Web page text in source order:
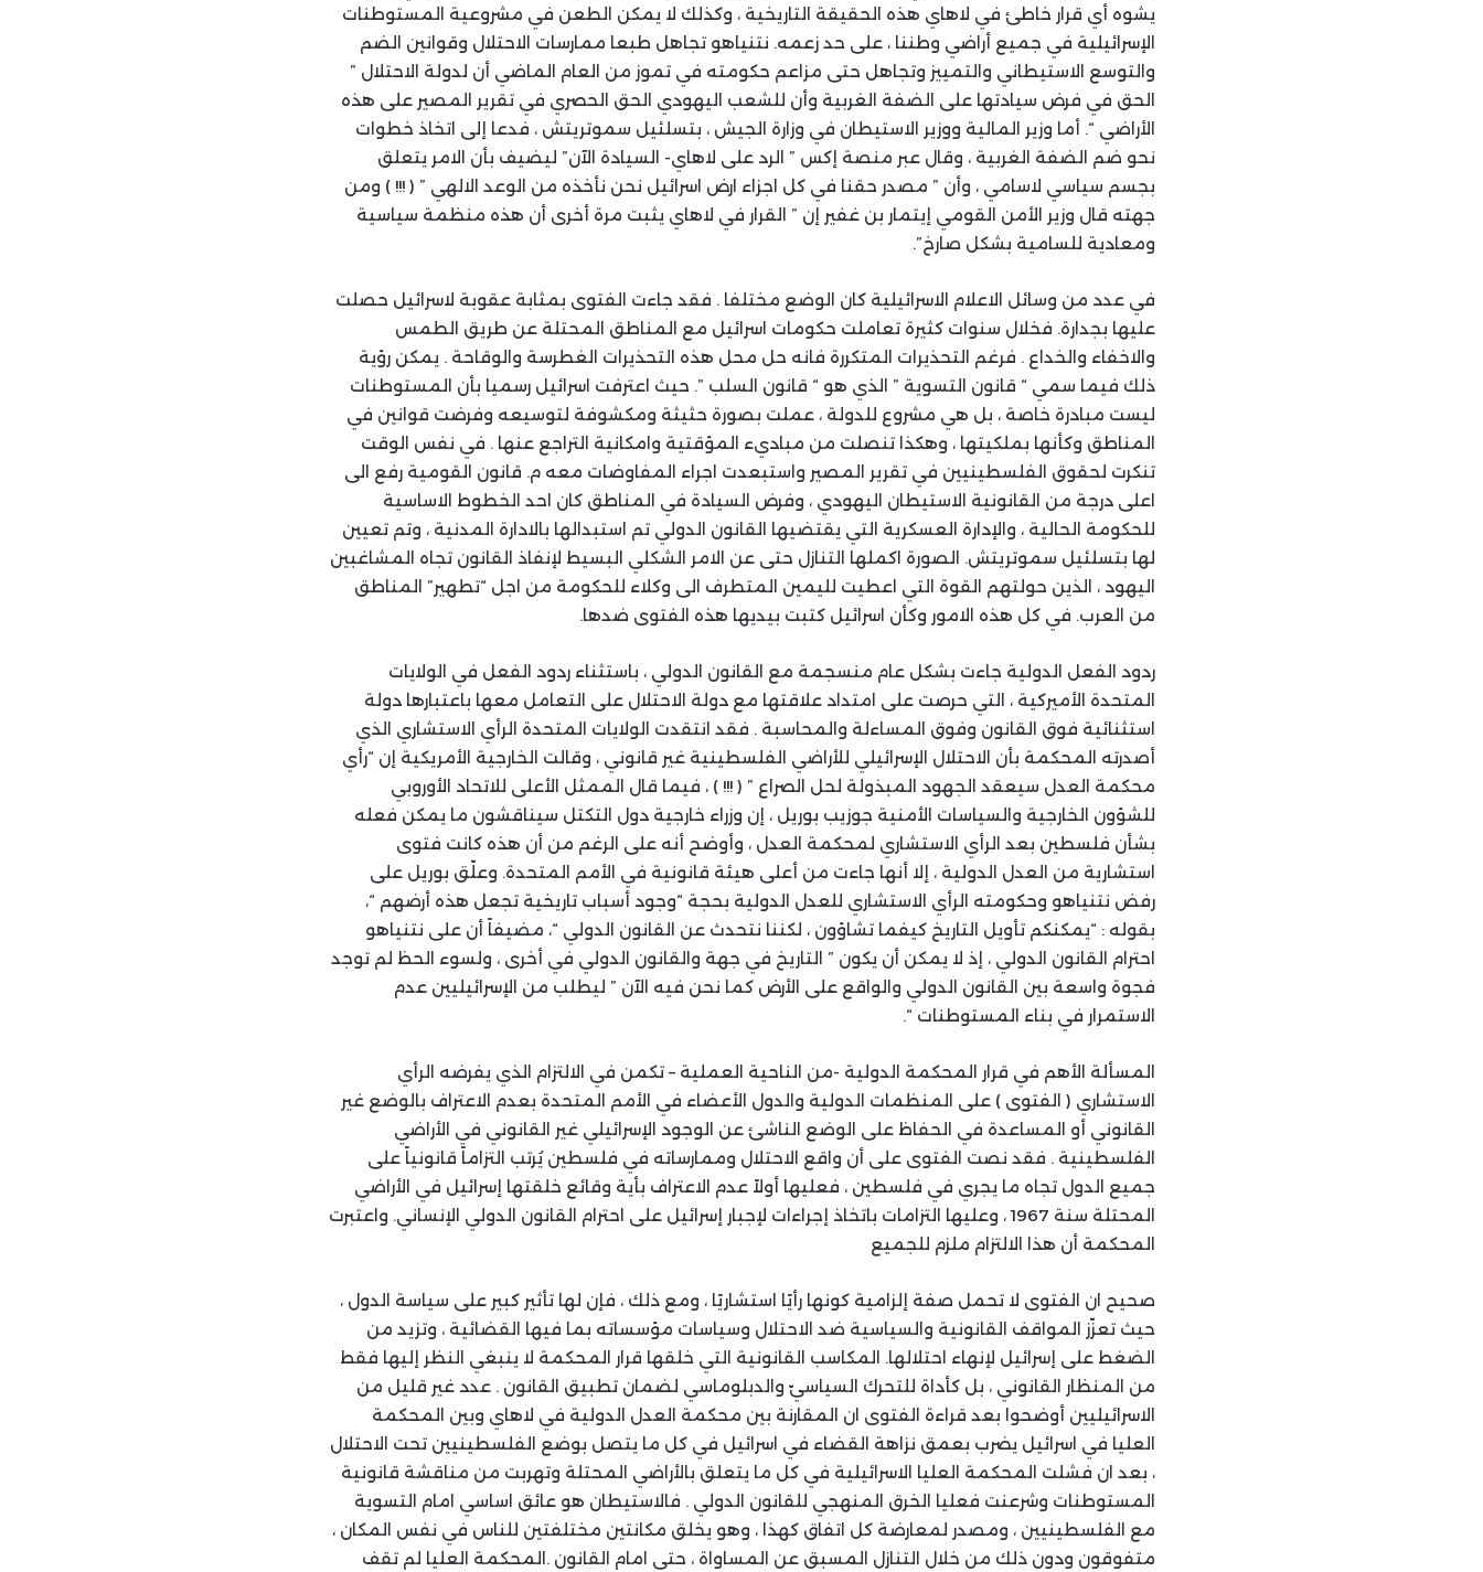
يشوه أي قرار خاطئ في لاهاي هذه الحقيقة التاريخية ، وكذلك لا يمكن الطعن في مشروعية المستوطنات
الإسرائيلية في جميع أراضي وطننا ، على حد زعمه. نتنياهو تجاهل طبعا ممارسات الاحتلال وقوانين الضم
والتوسع الاستيطاني والتمييز وتجاهل حتى مزاعم حكومته في تموز من العام الماضي أن لدولة الاحتلال ”
الحق في فرض سيادتها على الضفة الغربية وأن للشعب اليهودي الحق الحصري في تقرير المصير على هذه
الأراضي “. أما وزير المالية ووزير الاستيطان في وزارة الجيش ، بتسلئيل سموتريتش ، فدعا إلى اتخاذ خطوات
نحو ضم الضفة الغربية ، وقال عبر منصة إكس ” الرد على لاهاي- السيادة الآن” ليضيف بأن الامر يتعلق
بجسم سياسي لاسامي ، وأن ” مصدر حقنا في كل اجزاء ارض اسرائيل نحن نأخذه من الوعد الالهي ” ( !!! ) ومن
جهته قال وزير الأمن القومي إيتمار بن غفير إن ” القرار في لاهاي يثبت مرة أخرى أن هذه منظمة سياسية
ومعادية للسامية بشكل صارخ”.
في عدد من وسائل الاعلام الاسرائيلية كان الوضع مختلفا . فقد جاءت الفتوى بمثابة عقوبة لاسرائيل حصلت
عليها بجدارة. فخلال سنوات كثيرة تعاملت حكومات اسرائيل مع المناطق المحتلة عن طريق الطمس
والاخفاء والخداع . فرغم التحذيرات المتكررة فانه حل محل هذه التحذيرات الغطرسة والوقاحة . يمكن رؤية
ذلك فيما سمي “ قانون التسوية ” الذي هو “ قانون السلب ”. حيث اعترفت اسرائيل رسميا بأن المستوطنات
ليست مبادرة خاصة ، بل هي مشروع للدولة ، عملت بصورة حثيثة ومكشوفة لتوسيعه وفرضت قوانين في
المناطق وكأنها بملكيتها ، وهكذا تنصلت من مباديء المؤقتية وامكانية التراجع عنها . في نفس الوقت
تنكرت لحقوق الفلسطينيين في تقرير المصير واستبعدت اجراء المفاوضات معه م. قانون القومية رفع الى
اعلى درجة من القانونية الاستيطان اليهودي ، وفرض السيادة في المناطق كان احد الخطوط الاساسية
للحكومة الحالية ، والإدارة العسكرية التي يقتضيها القانون الدولي تم استبدالها بالادارة المدنية ، وتم تعيين
لها بتسلئيل سموتريتش. الصورة اكملها التنازل حتى عن الامر الشكلي البسيط لإنفاذ القانون تجاه المشاغبين
اليهود ، الذين حولتهم القوة التي اعطيت لليمين المتطرف الى وكلاء للحكومة من اجل “تطهير” المناطق
من العرب. في كل هذه الامور وكأن اسرائيل كتبت بيديها هذه الفتوى ضدها.
ردود الفعل الدولية جاءت بشكل عام منسجمة مع القانون الدولي ، باستثناء ردود الفعل في الولايات
المتحدة الأميركية ، التي حرصت على امتداد علاقتها مع دولة الاحتلال على التعامل معها باعتبارها دولة
استثنائية فوق القانون وفوق المساءلة والمحاسبة . فقد انتقدت الولايات المتحدة الرأي الاستشاري الذي
أصدرته المحكمة بأن الاحتلال الإسرائيلي للأراضي الفلسطينية غير قانوني ، وقالت الخارجية الأمريكية إن “رأي
محكمة العدل سيعقد الجهود المبذولة لحل الصراع ” ( !!! ) ، فيما قال الممثل الأعلى للاتحاد الأوروبي
للشؤون الخارجية والسياسات الأمنية جوزيب بوريل ، إن وزراء خارجية دول التكتل سيناقشون ما يمكن فعله
بشأن فلسطين بعد الرأي الاستشاري لمحكمة العدل ، وأوضح أنه على الرغم من أن هذه كانت فتوى
استشارية من العدل الدولية ، إلا أنها جاءت من أعلى هيئة قانونية في الأمم المتحدة. وعلّق بوريل على
رفض نتنياهو وحكومته الرأي الاستشاري للعدل الدولية بحجة “وجود أسباب تاريخية تجعل هذه أرضهم “،
بقوله : “يمكنكم تأويل التاريخ كيفما تشاؤون ، لكننا نتحدث عن القانون الدولي “، مضيفاً أن على نتنياهو
احترام القانون الدولي ، إذ لا يمكن أن يكون ” التاريخ في جهة والقانون الدولي في أخرى ، ولسوء الحظ لم توجد
فجوة واسعة بين القانون الدولي والواقع على الأرض كما نحن فيه الآن ” ليطلب من الإسرائيليين عدم
الاستمرار في بناء المستوطنات “.
المسألة الأهم في قرار المحكمة الدولية -من الناحية العملية – تكمن في الالتزام الذي يفرضه الرأي
الاستشاري ( الفتوى ) على المنظمات الدولية والدول الأعضاء في الأمم المتحدة بعدم الاعتراف بالوضع غير
القانوني أو المساعدة في الحفاظ على الوضع الناشئ عن الوجود الإسرائيلي غير القانوني في الأراضي
الفلسطينية . فقد نصت الفتوى على أن واقع الاحتلال وممارساته في فلسطين يُرتب التزاماً قانونياً على
جميع الدول تجاه ما يجري في فلسطين ، فعليها أولاً عدم الاعتراف بأية وقائع خلقتها إسرائيل في الأراضي
المحتلة سنة 1967 ، وعليها التزامات باتخاذ إجراءات لإجبار إسرائيل على احترام القانون الدولي الإنساني. واعتبرت
المحكمة أن هذا الالتزام ملزم للجميع
صحيح ان الفتوى لا تحمل صفة إلزامية كونها رأيًا استشاريًا ، ومع ذلك ، فإن لها تأثير كبير على سياسة الدول ،
حيث تعزّز المواقف القانونية والسياسية ضد الاحتلال وسياسات مؤسساته بما فيها القضائية ، وتزيد من
الضغط على إسرائيل لإنهاء احتلالها. المكاسب القانونية التي خلقها قرار المحكمة لا ينبغي النظر إليها فقط
من المنظار القانوني ، بل كأداة للتحرك السياسيّ والدبلوماسي لضمان تطبيق القانون . عدد غير قليل من
الاسرائيليين أوضحوا بعد قراءة الفتوى ان المقارنة بين محكمة العدل الدولية في لاهاي وبين المحكمة
العليا في اسرائيل يضرب بعمق نزاهة القضاء في اسرائيل في كل ما يتصل بوضع الفلسطينيين تحت الاحتلال
، بعد ان فشلت المحكمة العليا الاسرائيلية في كل ما يتعلق بالأراضي المحتلة وتهربت من مناقشة قانونية
المستوطنات وشرعنت فعليا الخرق المنهجي للقانون الدولي . فالاستيطان هو عائق اساسي امام التسوية
مع الفلسطينيين ، ومصدر لمعارضة كل اتفاق كهذا ، وهو يخلق مكانتين مختلفتين للناس في نفس المكان ،
متفوقون ودون ذلك من خلال التنازل المسبق عن المساواة ، حتى امام القانون .المحكمة العليا لم تقف